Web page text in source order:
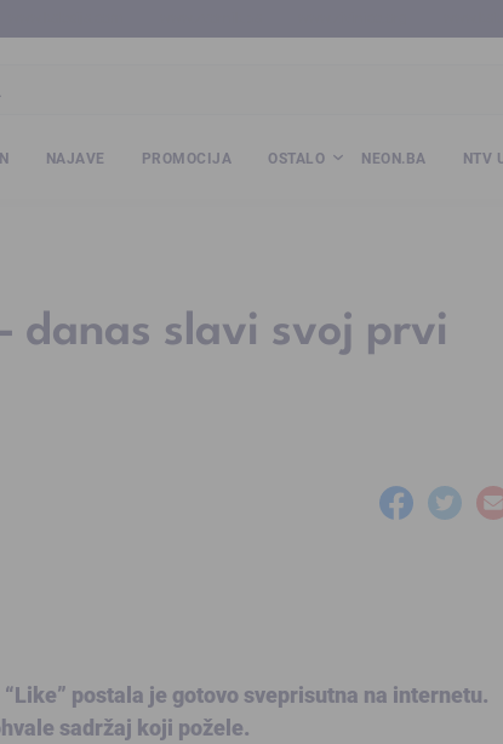
NAJAVE PROMOCIJA OSTALO NEON.BA NTV
danas slavi svoj prvi
postala je gotovo sveprisutna na internetu.
sadržaj koji požele.